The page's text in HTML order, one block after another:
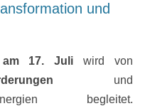
und
am 17. Juliwird von
und
begleitet.